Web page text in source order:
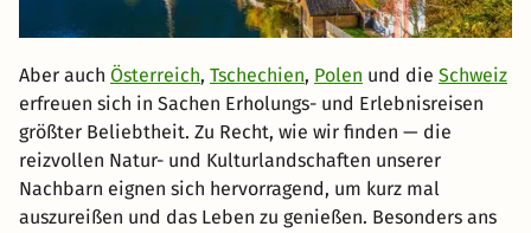
Aber auch Österreich, Tschechien, Polen und die Schweiz
erfreuen sich in Sachen Erholungs- und Erlebnisreisen
größter Beliebtheit. Zu Recht, wie wir finden — die
reizvollen Natur- und Kulturlandschaften unserer
Nachbarn eignen sich hervorragend, um kurz mal
auszureißen und das Leben zu genießen. Besonders ans